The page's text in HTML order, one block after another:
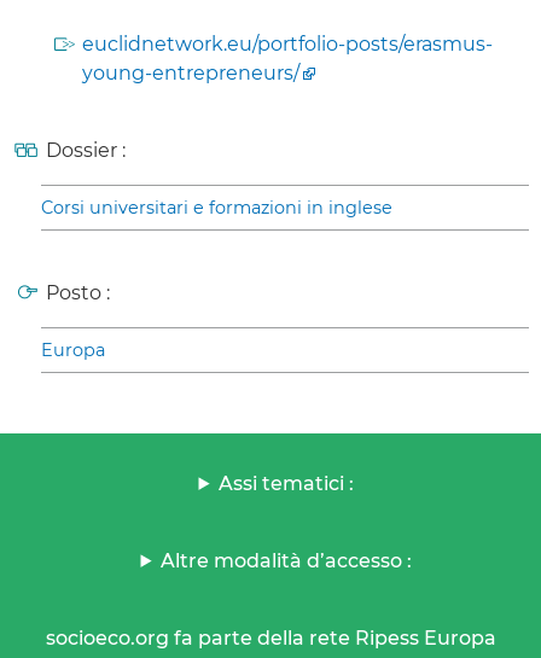
euclidnetwork.eu/portfolio-posts/erasmus-
young-entrepreneurs/
Dossier :
Corsi universitari e formazioni in inglese
Posto :
Europa
Assi tematici :
Altre modalità d’accesso :
socioeco.org fa parte della rete Ripess Europa